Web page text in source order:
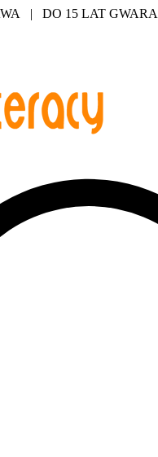
| DO 15 LAT